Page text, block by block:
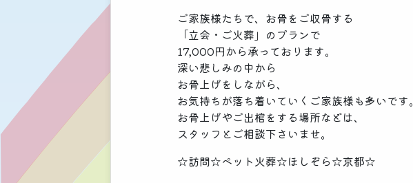
ご家族様たちで、お骨をご収骨する
「立会・ご火葬」のプランで
17,000円から承っております。
深い悲しみの中から
お骨上げをしながら、
お気持ちが落ち着いていくご家族様も多いです。
お骨上げやご出棺をする場所などは、
スタッフとご相談下さいませ。
☆訪問☆ペット火葬☆ほしぞら☆京都☆